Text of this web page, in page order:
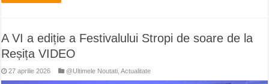
A VI a ediție a Festivalului Stropi de soare de la
Reșița VIDEO
27 aprilie 2026 @Ultimele Noutati ,Actualitate